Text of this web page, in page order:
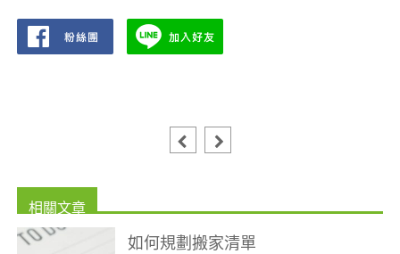
如何規劃搬家清單